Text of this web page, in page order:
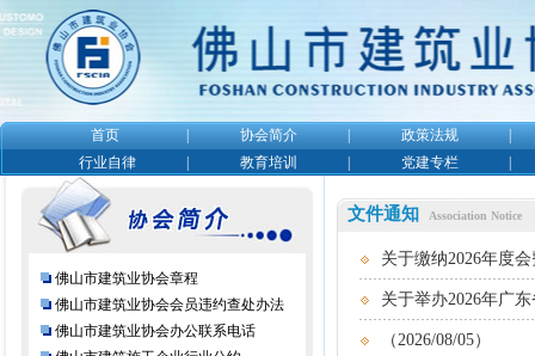
首页 协会简介 政策法规
行业自律
教育培训 党建专栏
佛山市建筑业协会章程
佛山市建筑业协会会员违约查处办法
佛山市建筑业协会办公联系电话
文件通知 Association Notice
关于缴纳2026年度
关于举办2026年广
（2026/08/05）